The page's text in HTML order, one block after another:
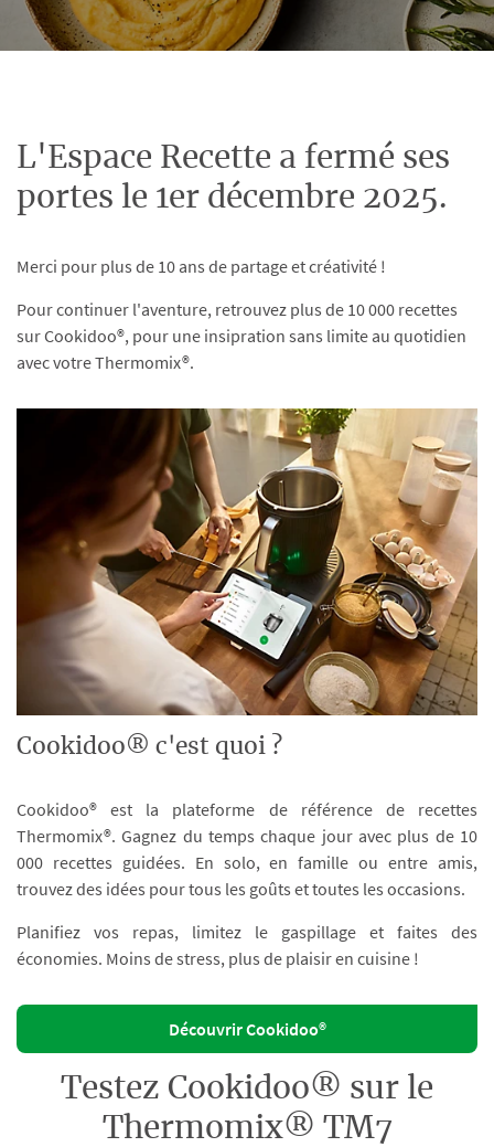
L'Espace Recette a fermé ses
portes le 1er décembre 2025.
Merci pour plus de 10 ans de partage et créativité !
Pour continuer l'aventure, retrouvez plus de 10 000 recettes
sur Cookidoo®, pour une insipration sans limite au quotidien
avec votre Thermomix®.
Cookidoo® c'est quoi ?
Cookidoo® est la plateforme de référence de recettes
Thermomix®. Gagnez du temps chaque jour avec plus de 10
000 recettes guidées. En solo, en famille ou entre amis,
trouvez des idées pour tous les goûts et toutes les occasions.
Planifiez vos repas, limitez le gaspillage et faites des
économies. Moins de stress, plus de plaisir en cuisine !
Découvrir Cookidoo®
Testez Cookidoo® sur le
Thermomix® TM7